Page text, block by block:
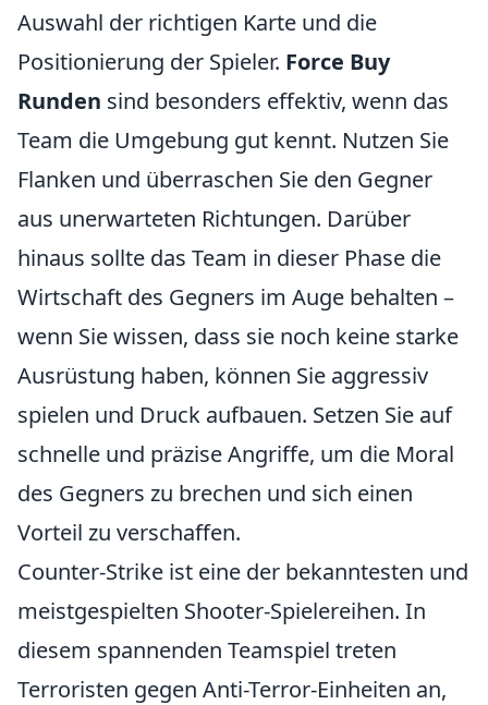
Auswahl der richtigen Karte und die
Positionierung der Spieler. Force Buy
Runden sind besonders effektiv, wenn das
Team die Umgebung gut kennt. Nutzen Sie
Flanken und überraschen Sie den Gegner
aus unerwarteten Richtungen. Darüber
hinaus sollte das Team in dieser Phase die
Wirtschaft des Gegners im Auge behalten –
wenn Sie wissen, dass sie noch keine starke
Ausrüstung haben, können Sie aggressiv
spielen und Druck aufbauen. Setzen Sie auf
schnelle und präzise Angriffe, um die Moral
des Gegners zu brechen und sich einen
Vorteil zu verschaffen.
Counter-Strike ist eine der bekanntesten und
meistgespielten Shooter-Spielereihen. In
diesem spannenden Teamspiel treten
Terroristen gegen Anti-Terror-Einheiten an,